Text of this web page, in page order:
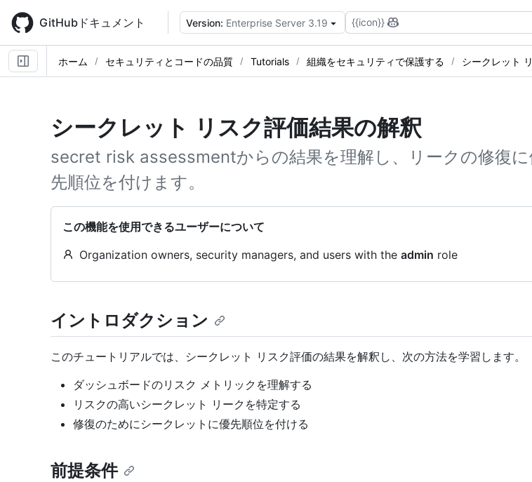
main
content
GitHubドキュメント Version: Enterprise Server 3.19 {{icon}}
ホーム セキュリティとコードの品質 Tutorials 組織をセキュリティで保護する シークレット
シークレット リスク評価結果の解釈
secret risk assessmentからの結果を理解し、リークの修復に
先順位を付けます。
この機能を使用できるユーザーについて
Organization owners, security managers, and users with the admin role
イントロダクション
このチュートリアルでは、シークレット リスク評価の結果を解釈し、次の方法を学習します。
ダッシュボードのリスク メトリックを理解する
リスクの高いシークレット リークを特定する
修復のためにシークレットに優先順位を付ける
前提条件